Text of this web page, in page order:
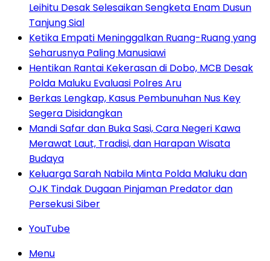
Leihitu Desak Selesaikan Sengketa Enam Dusun
Tanjung Sial
Ketika Empati Meninggalkan Ruang-Ruang yang
Seharusnya Paling Manusiawi
Hentikan Rantai Kekerasan di Dobo, MCB Desak
Polda Maluku Evaluasi Polres Aru
Berkas Lengkap, Kasus Pembunuhan Nus Key
Segera Disidangkan
Mandi Safar dan Buka Sasi, Cara Negeri Kawa
Merawat Laut, Tradisi, dan Harapan Wisata
Budaya
Keluarga Sarah Nabila Minta Polda Maluku dan
OJK Tindak Dugaan Pinjaman Predator dan
Persekusi Siber
YouTube
Menu